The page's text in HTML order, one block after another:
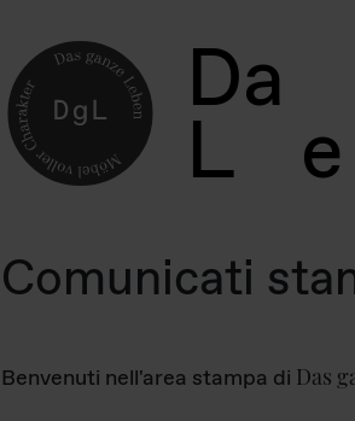
Da
L e
Comunicati
Benvenuti nell'area stampa di Das